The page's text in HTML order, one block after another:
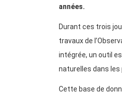
années.
Durant ces trois
travaux de
intégrée, un outil
naturelles dans les
Cette base de